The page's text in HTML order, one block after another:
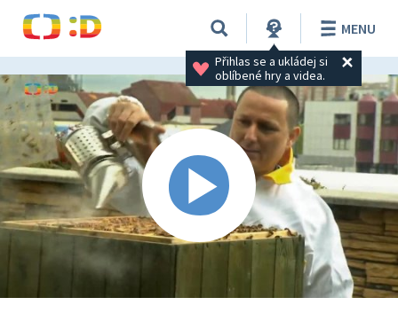
Přihlas se a ukládej si
oblíbené hry a videa.
MENU